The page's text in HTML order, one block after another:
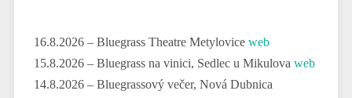
16.8.2026 – Bluegrass Theatre Metylovice web
15.8.2026 – Bluegrass na vinici, Sedlec u Mikulova web
14.8.2026 – Bluegrassový večer, Nová Dubnica